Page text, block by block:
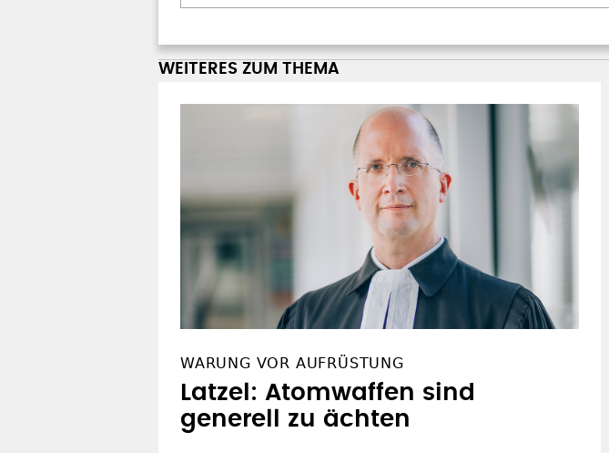
WEITERES ZUM THEMA
WARUNG VOR AUFRÜSTUNG
Latzel: Atomwaffen sind
generell zu ächten